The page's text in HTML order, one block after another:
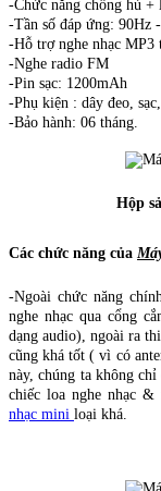
-Chức năng chống hú +
-Tần số đáp ứng: 90Hz
-Hỗ trợ nghe nhạc MP3
-Nghe radio FM
-Pin sạc: 1200mAh
-Phụ kiện : dây đeo,
-Bảo hành: 06 tháng.
Hộp
Các chức năng của
-Ngoài chức năng
nghe nhạc qua cổng
dạng audio), ngoài ra
cũng khá tốt ( vì có
này, chúng ta không
chiếc loa nghe nhạc
nhạc mini loại khá.